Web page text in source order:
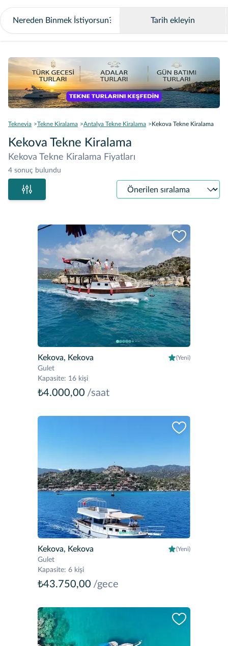
Tarih ekleyin
Teknevia Tekne Kiralama Antalya Tekne Kiralama Kekova Tekne Kiralama
Kekova Tekne Kiralama
Kekova Tekne Kiralama Fiyatları
4 sonuç bulundu
Sıralama
Kekova, Kekova (Yeni)
Gulet
Kapasite: 16 kişi
₺4.000,00 /saat
Kekova, Kekova (Yeni)
Gulet
Kapasite: 6 kişi
₺43.750,00 /gece